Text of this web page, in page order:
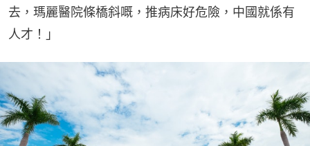
去，瑪麗醫院條橋斜嘅，推病床好危險，中國就係有
人才！」